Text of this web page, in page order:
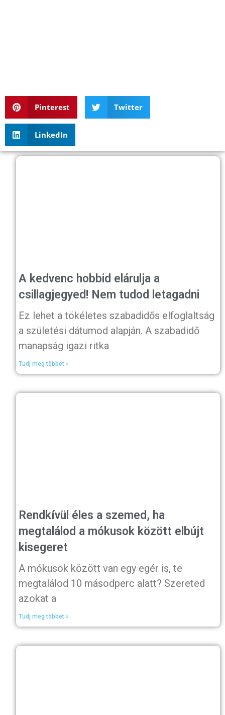
Pinterest Twitter
LinkedIn
A kedvenc hobbid elárulja a
csillagjegyed! Nem tudod letagadni
Ez lehet a tökéletes szabadidős elfoglaltság
a születési dátumod alapján. A szabadidő
manapság igazi ritka
Tudj meg többet »
Rendkívül éles a szemed, ha
megtalálod a mókusok között elbújt
kisegeret
A mókusok között van egy egér is, te
megtalálod 10 másodperc alatt? Szereted
azokat a
Tudj meg többet »